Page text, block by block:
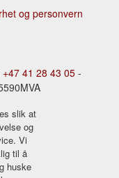
og personvern
+47 41 28 43 05 -
slik at
og
Vi
til å
huske